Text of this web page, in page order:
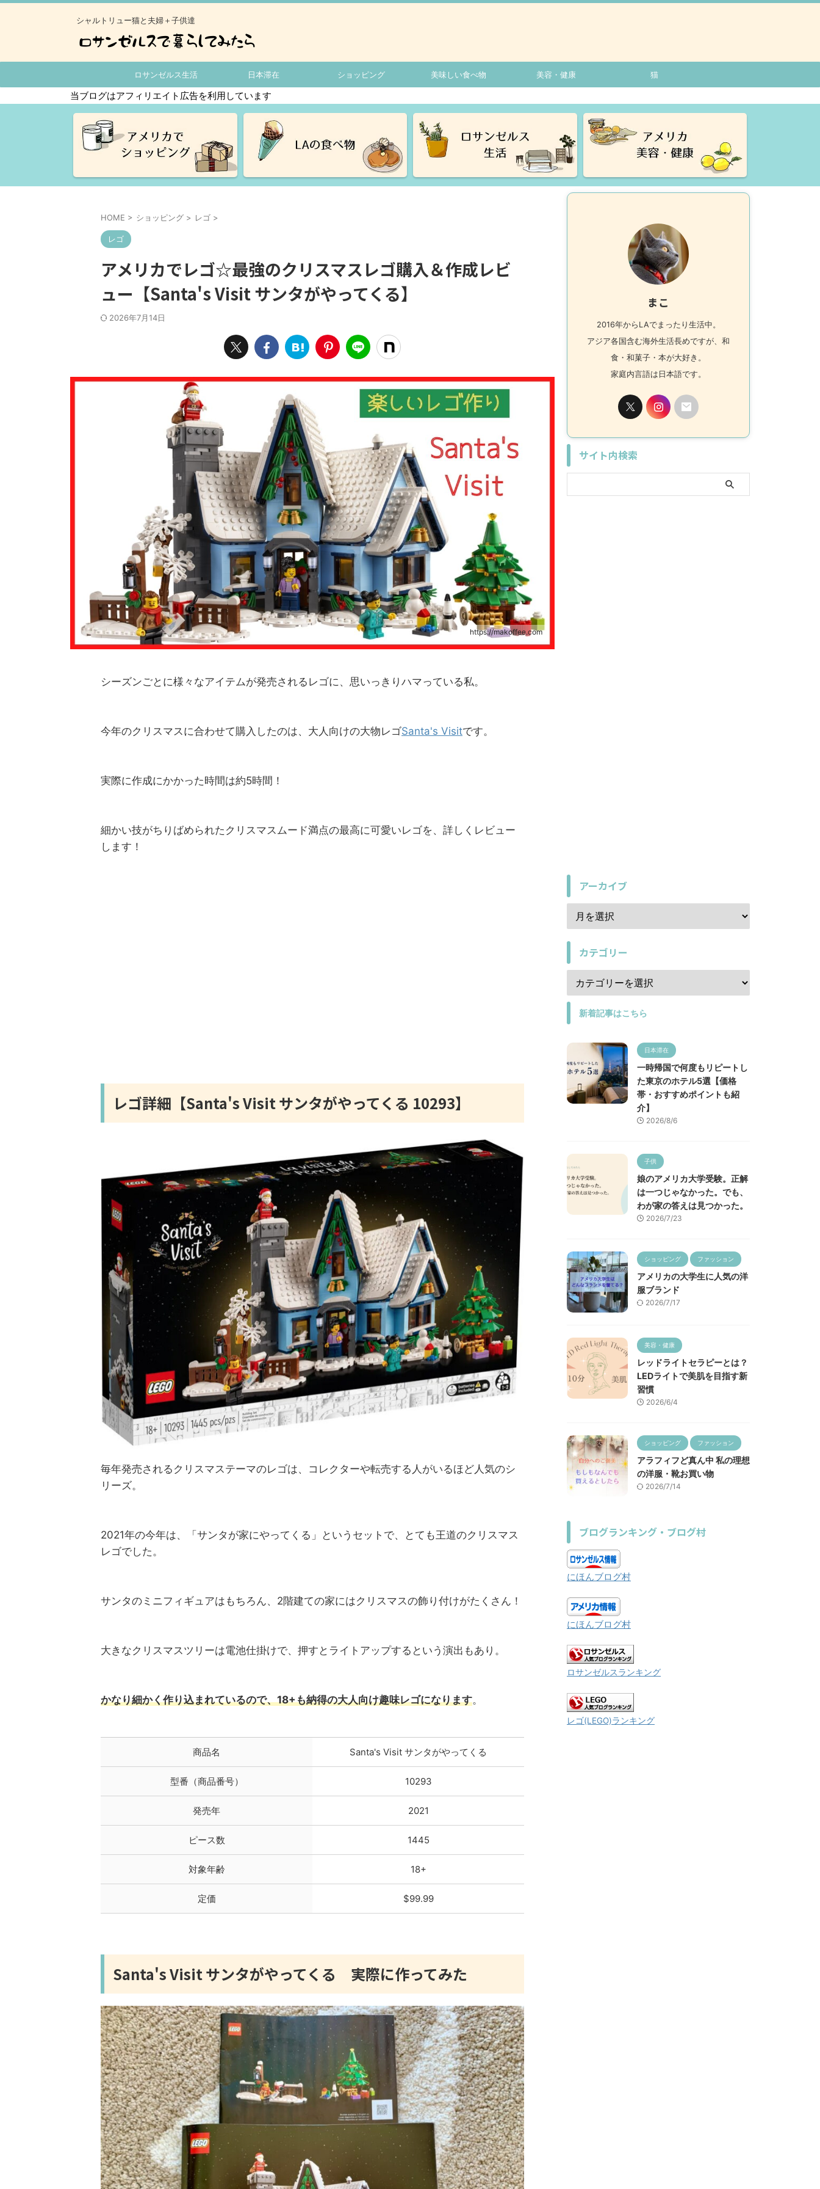
シャルトリュー猫と夫婦＋子供達
ロサンゼルス生活 日本滞在 ショッピング 美味しい食べ物 美容・健康 猫
当ブログはアフィリエイト広告を利用しています
HOME > ショッピング > レゴ >
レゴ
アメリカでレゴ☆最強のクリスマスレゴ購入＆作成レビ
ュー【Santa's Visit サンタがやってくる】
2026年7月14日
https://makoffee.com
シーズンごとに様々なアイテムが発売されるレゴに、思いっきりハマっている私。
今年のクリスマスに合わせて購入したのは、大人向けの大物レゴSanta's Visitです。
実際に作成にかかった時間は約5時間！
細かい技がちりばめられたクリスマスムード満点の最高に可愛いレゴを、詳しくレビュー
します！
レゴ詳細【Santa's Visit サンタがやってくる 10293】
毎年発売されるクリスマステーマのレゴは、コレクターや転売する人がいるほど人気のシ
リーズ。
2021年の今年は、「サンタが家にやってくる」というセットで、とても王道のクリスマス
レゴでした。
サンタのミニフィギュアはもちろん、2階建ての家にはクリスマスの飾り付けがたくさん！
大きなクリスマスツリーは電池仕掛けで、押すとライトアップするという演出もあり。
かなり細かく作り込まれているので、18+も納得の大人向け趣味レゴになります。
商品名 Santa's Visit サンタがやってくる
型番（商品番号） 10293
発売年 2021
ピース数 1445
対象年齢 18+
定価 $99.99
Santa's Visit サンタがやってくる 実際に作ってみた
まこ
2016年からLAでまったり生活中。
アジア各国含む海外生活長めですが、和
食・和菓子・本が大好き。
家庭内言語は日本語です。
サイト内検索
アーカイブ
カテゴリー
新着記事はこちら
日本滞在
一時帰国で何度もリピートし
た東京のホテル5選【価格
帯・おすすめポイントも紹
介】
2026/8/6
子供
娘のアメリカ大学受験。正解
は一つじゃなかった。でも、
わが家の答えは見つかった。
2026/7/23
ショッピング ファッション
アメリカの大学生に人気の洋
服ブランド
2026/7/17
美容・健康
レッドライトセラピーとは？
LEDライトで美肌を目指す新
習慣
2026/6/4
ショッピング ファッション
アラフィフど真ん中 私の理想
の洋服・靴お買い物
2026/7/14
ブログランキング・ブログ村
にほんブログ村
にほんブログ村
ロサンゼルスランキング
レゴ(LEGO)ランキング